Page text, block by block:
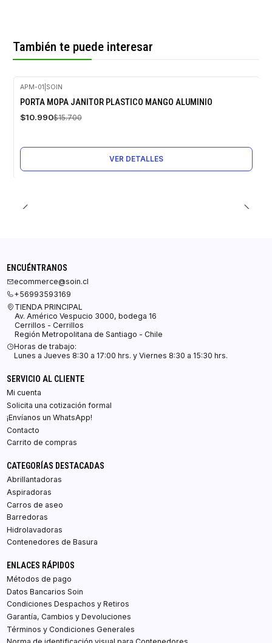
También te puede interesar
-30%
OFF
Agotado
APM-01 SOIN
PORTA MOPA JANITOR PLASTICO MANGO ALUMINIO
$10.990$15.700
VER DETALLES
ENCUÉNTRANOS
ecommerce@soin.cl
+56993593169
TIENDA PRINCIPAL
Av. Américo Vespucio 3000, bodega 16
Cerrillos - Cerrillos
Región Metropolitana de Santiago - Chile
Horas de trabajo:
Lunes a Jueves 8:30 a 17:00 hrs. y Viernes 8:30 a 15:30 hrs.
SERVICIO AL CLIENTE
Mi cuenta
Solicita una cotización formal
¡Envíanos un WhatsApp!
Contacto
Carrito de compras
CATEGORÍAS DESTACADAS
Abrillantadoras
Aspiradoras
Carros de aseo
Barredoras
Hidrolavadoras
Contenedores de Basura
ENLACES RÁPIDOS
Métodos de pago
Datos Bancarios Soin
Condiciones Despachos y Retiros
Garantía, Cambios y Devoluciones
Términos y Condiciones Generales